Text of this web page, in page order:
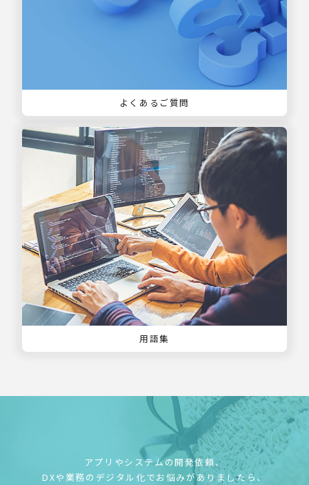
よくあるご質問
用語集
アプリやシステムの開発依頼、
DXや業務のデジタル化でお悩みがありましたら、